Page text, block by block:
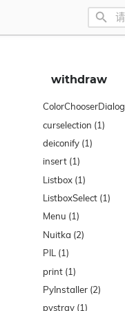
withdraw
ColorChooserDialog
curselection (1)
deiconify (1)
insert (1)
Listbox (1)
ListboxSelect (1)
Menu (1)
Nuitka (2)
PIL (1)
print (1)
PyInstaller (2)
pystray (1)